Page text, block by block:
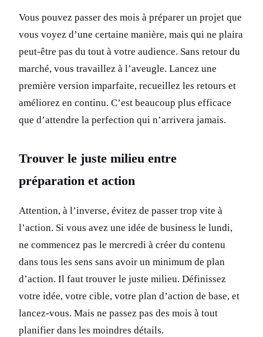
Vous pouvez passer des mois à préparer un projet que
vous voyez d’une certaine manière, mais qui ne plaira
peut-être pas du tout à votre audience. Sans retour du
marché, vous travaillez à l’aveugle. Lancez une
première version imparfaite, recueillez les retours et
améliorez en continu. C’est beaucoup plus efficace
que d’attendre la perfection qui n’arrivera jamais.
Trouver le juste milieu entre
préparation et action
Attention, à l’inverse, évitez de passer trop vite à
l’action. Si vous avez une idée de business le lundi,
ne commencez pas le mercredi à créer du contenu
dans tous les sens sans avoir un minimum de plan
d’action. Il faut trouver le juste milieu. Définissez
votre idée, votre cible, votre plan d’action de base, et
lancez-vous. Mais ne passez pas des mois à tout
planifier dans les moindres détails.